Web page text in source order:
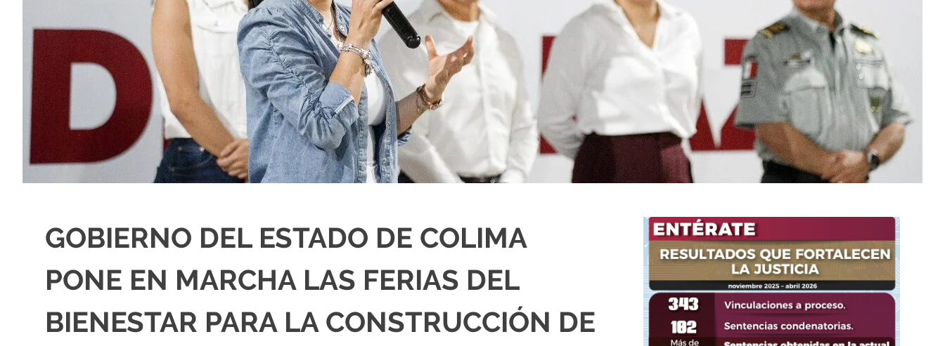
GOBIERNO DEL ESTADO DE COLIMA
PONE EN MARCHA LAS FERIAS DEL
BIENESTAR PARA LA CONSTRUCCIÓN DE